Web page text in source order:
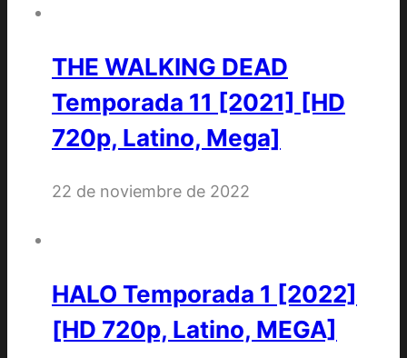
THE WALKING DEAD
Temporada 11 [2021] [HD
720p, Latino, Mega]
22 de noviembre de 2022
HALO Temporada 1 [2022]
[HD 720p, Latino, MEGA]